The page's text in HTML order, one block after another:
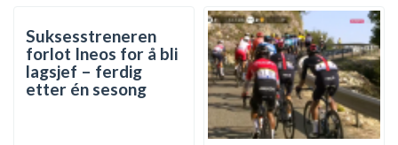
Suksesstreneren
forlot Ineos for å bli
lagsjef – ferdig
etter én sesong